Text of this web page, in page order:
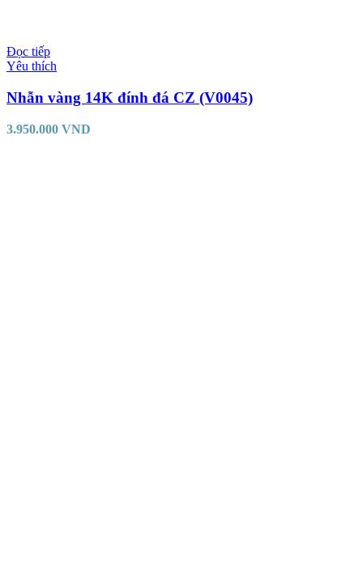
Đọc tiếp
Yêu thích
Nhẫn vàng 14K đính đá CZ (V0045)
3.950.000 VND